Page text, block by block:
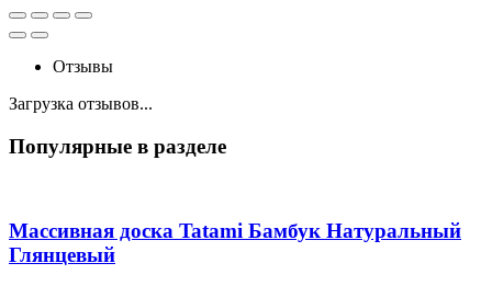
Отзывы
Загрузка отзывов...
Популярные в разделе
Массивная доска Tatami Бамбук Натуральный
Глянцевый